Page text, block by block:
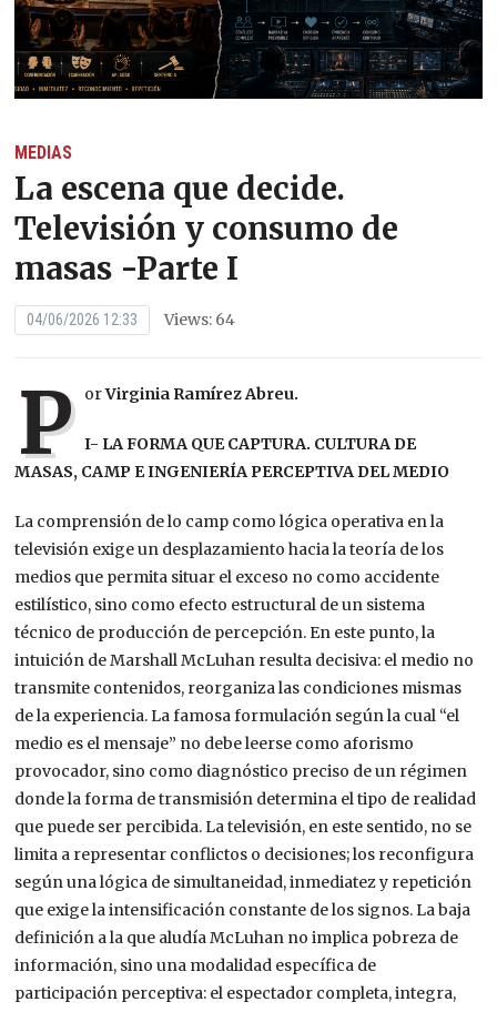
MEDIAS
La escena que decide.
Televisión y consumo de
masas -Parte I
04/06/2026 12:33 Views: 64
P orVirginia Ramírez Abreu.
I- LA FORMA QUE CAPTURA. CULTURA DE
MASAS, CAMP E INGENIERÍA PERCEPTIVA DEL MEDIO
La comprensión de lo camp como lógica operativa en la
televisión exige un desplazamiento hacia la teoría de los
medios que permita situar el exceso no como accidente
estilístico, sino como efecto estructural de un sistema
técnico de producción de percepción. En este punto, la
intuición de Marshall McLuhan resulta decisiva: el medio no
transmite contenidos, reorganiza las condiciones mismas
de la experiencia. La famosa formulación según la cual “el
medio es el mensaje” no debe leerse como aforismo
provocador, sino como diagnóstico preciso de un régimen
donde la forma de transmisión determina el tipo de realidad
que puede ser percibida. La televisión, en este sentido, no se
limita a representar conflictos o decisiones; los reconfigura
según una lógica de simultaneidad, inmediatez y repetición
que exige la intensificación constante de los signos. La baja
definición a la que aludía McLuhan no implica pobreza de
información, sino una modalidad específica de
participación perceptiva: el espectador completa, integra,